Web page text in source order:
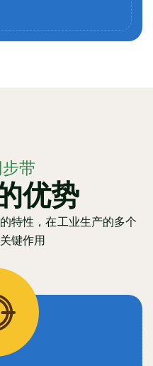
带
优势
特性，在工业生产的多个
键作用